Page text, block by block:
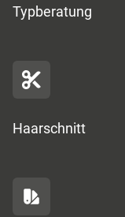
Typberatung
Haarschnitt